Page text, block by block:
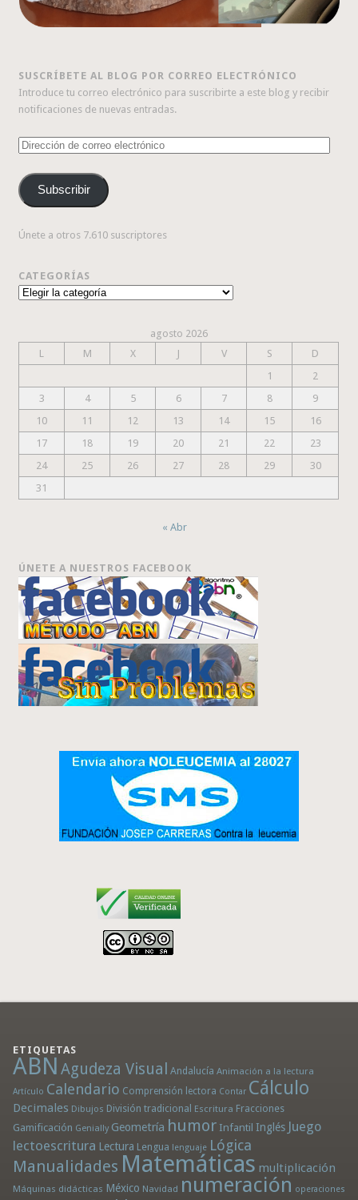
SUSCRÍBETE AL BLOG POR CORREO ELECTRÓNICO
Introduce tu correo electrónico para suscribirte a este blog y recibir
notificaciones de nuevas entradas.
Dirección
correo
electrónico
Subscribir
Únete a otros 7.610 suscriptores
CATEGORÍAS
Categorías
agosto 2026
L
M X J V S
D
1
2
3
4 5 6 7 8
9
10
11 12 13 14 15
16
17
18 19 20 21 22
23
24
25 26 27 28 29
30
31
« Abr
ÚNETE A NUESTROS FACEBOOK
ETIQUETAS
ABN Agudeza Visual Andalucía Animación a la lectura
Artículo Calendario Comprensión lectora Contar Cálculo
Decimales Dibujos División tradicional Escritura Fracciones
Gamificación Genially Geometría humor Infantil Inglés Juego
lectoescritura Lectura Lengua lenguaje Lógica
Manualidades Matemáticas multiplicación
Máquinas didácticas México Navidad numeración operaciones